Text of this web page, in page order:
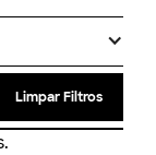
Limpar Filtros